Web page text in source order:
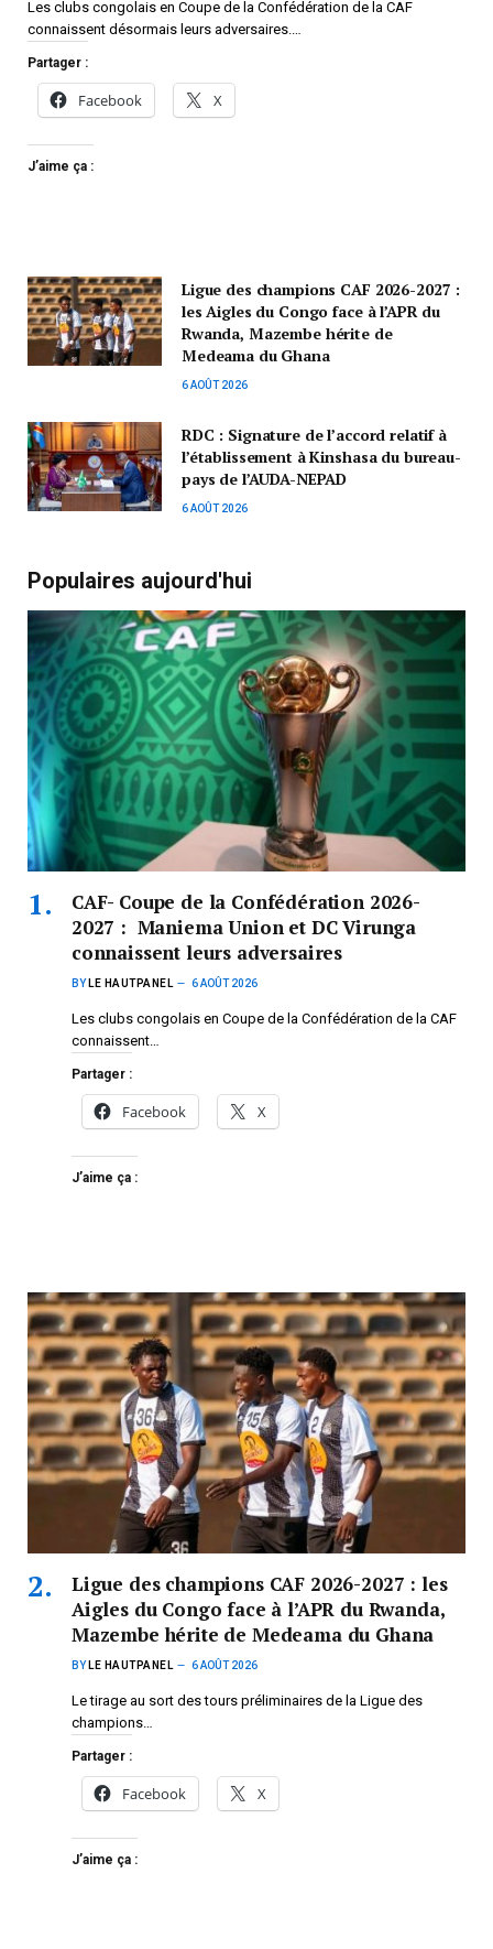
Les clubs congolais en Coupe de la Confédération de la CAF
connaissent désormais leurs adversaires.…
Partager :
Facebook X
J’aime ça :
Ligue des champions CAF 2026-2027 :
les Aigles du Congo face à l’APR du
Rwanda, Mazembe hérite de
Medeama du Ghana
6 AOÛT 2026
RDC : Signature de l’accord relatif à
l’établissement à Kinshasa du bureau-
pays de l’AUDA-NEPAD
6 AOÛT 2026
Populaires aujourd'hui
CAF- Coupe de la Confédération 2026-
2027 : Maniema Union et DC Virunga
connaissent leurs adversaires
BY LE HAUTPANEL 6 AOÛT 2026
Les clubs congolais en Coupe de la Confédération de la CAF
connaissent…
Partager :
Facebook X
J’aime ça :
Ligue des champions CAF 2026-2027 : les
Aigles du Congo face à l’APR du Rwanda,
Mazembe hérite de Medeama du Ghana
BY LE HAUTPANEL 6 AOÛT 2026
Le tirage au sort des tours préliminaires de la Ligue des
champions…
Partager :
Facebook X
J’aime ça :